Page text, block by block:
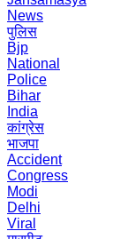
News
पुलिस
Bjp
National
Police
Bihar
India
कांग्रेस
भाजपा
Accident
Congress
Modi
Delhi
Viral